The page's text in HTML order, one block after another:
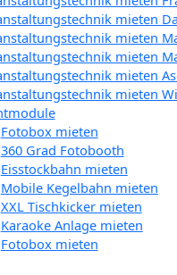
mieten
mieten
mieten
mieten
mieten
Fotobox mieten
360 Grad Fotobooth
Eisstockbahn mieten
Mobile Kegelbahn mieten
XXL Tischkicker mieten
Karaoke Anlage mieten
Fotobox mieten